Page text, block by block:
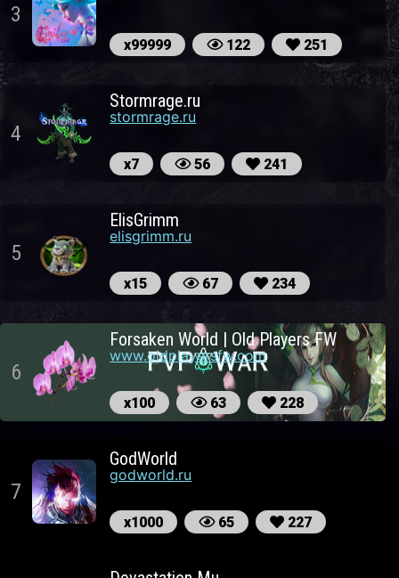
3
х99999 122 251
4
Stormrage.ru
stormrage.ru
х7 56 241
5
ElisGrimm
elisgrimm.ru
х15 67 234
6
Forsaken World | Old Players FW
www.oldplayersfw.com
х100 63 228
7
GodWorld
godworld.ru
х1000 65 227